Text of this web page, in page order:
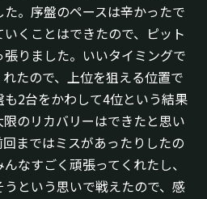
。序盤のペースは辛かったで
くことはできたので、ピット
りました。いいタイミングで
たので、上位を狙える位置で
2台をかわして4位という結果
のリカバリーはできたと思い
まではミスがあったりしたの
なすごく頑張ってくれたし、
という思いで戦えたので、感